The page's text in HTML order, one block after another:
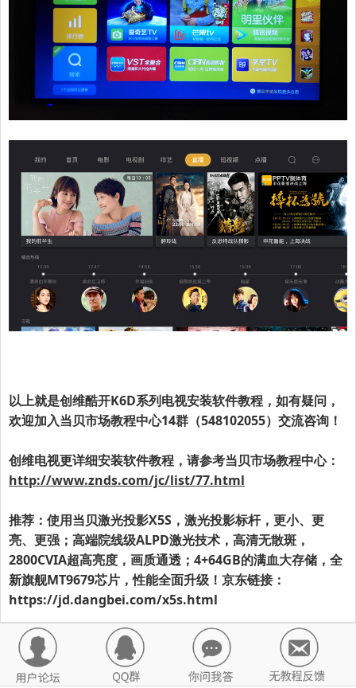
以上就是创维酷开K6D系列电视安装软件教程，如有疑问，
欢迎加入当贝市场教程中心14群（548102055）交流咨询！
创维电视更详细安装软件教程，请参考当贝市场教程中心：
http://www.znds.com/jc/list/77.html
推荐：使用当贝激光投影X5S，激光投影标杆，更小、更
亮、更强；高端院线级ALPD激光技术，高清无散斑，
2800CVIA超高亮度，画质通透；4+64GB的满血大存储，全
新旗舰MT9679芯片，性能全面升级！京东链接：
https://jd.dangbei.com/x5s.html